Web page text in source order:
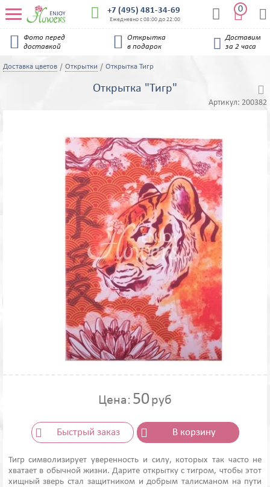
 +7 (495) 481-34-69
Ежедневно с 08:00 до 22:00  
0 

Фото перед
доставкой

Открытка
в подарок

Доставим
за 2 часа
Доставка цветов Открытки Открытка Тигр
Открытка "Тигр"
Артикул: 200382
Цена: 50руб
Быстрый заказ В корзину
Тигр символизирует уверенность и силу, которых так часто не
хватает в обычной жизни. Дарите открытку с тигром, чтобы этот
хищный зверь стал защитником и добрым талисманом на пути
